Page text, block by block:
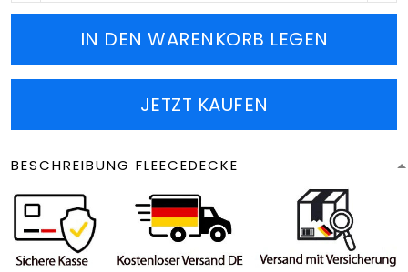
IN DEN WARENKORB LEGEN
JETZT KAUFEN
BESCHREIBUNG FLEECEDECKE